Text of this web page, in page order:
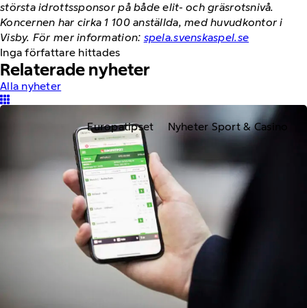
största idrottssponsor på både elit- och gräsrotsnivå.
Koncernen har cirka 1 100 anställda, med huvudkontor i
Visby. För mer information: spela.svenskaspel.se
Inga författare hittades
Relaterade nyheter
Alla nyheter
Europatipset Nyheter Sport & Casino